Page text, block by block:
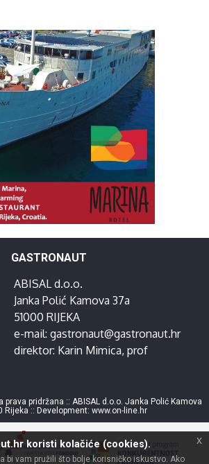
GASTRONAUT
ABISAL d.o.o.
Janka Polić Kamova 37a
51000 RIJEKA
e-mail: gastronaut@gastronaut.hr
direktor: Karin Mimica, prof
pridržana :: ABISAL d.o.o. Janka Polić Kamova
Rijeka :: Development: www.on-line.hr
koristi kolačiće (cookies).
bi vam pružili što bolje korisničko iskustvo. Ako
x